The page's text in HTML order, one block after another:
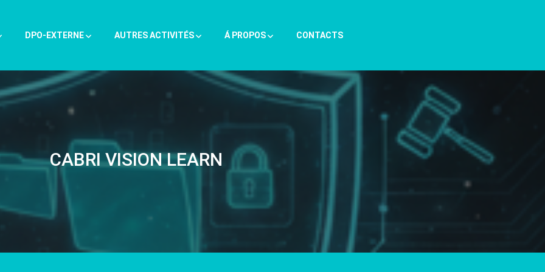
DPO-EXTERNE AUTRES ACTIVITÉS Á PROPOS CONTACTS
CABRI VISION LEARN